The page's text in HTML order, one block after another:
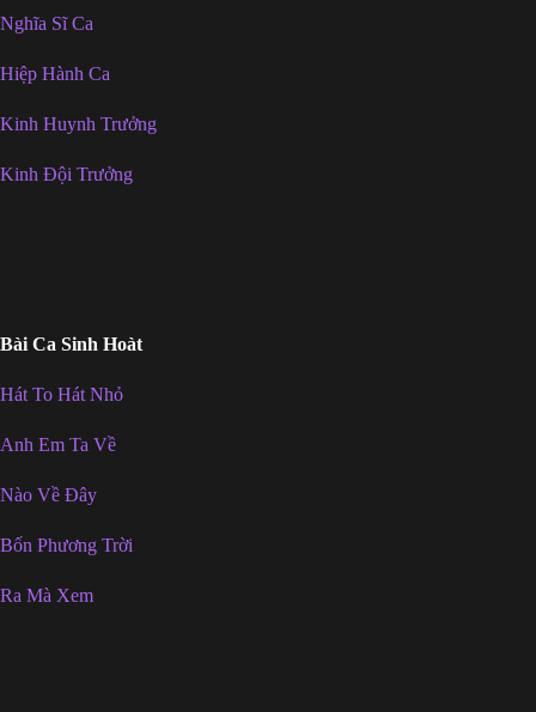
Nghĩa Sĩ Ca
Hiệp Hành Ca
Kinh Huynh Trưởng
Kinh Đội Trưởng
Bài Ca Sinh Hoàt
Hát To Hát Nhỏ
Anh Em Ta Về
Nào Về Đây
Bốn Phương Trời
Ra Mà Xem